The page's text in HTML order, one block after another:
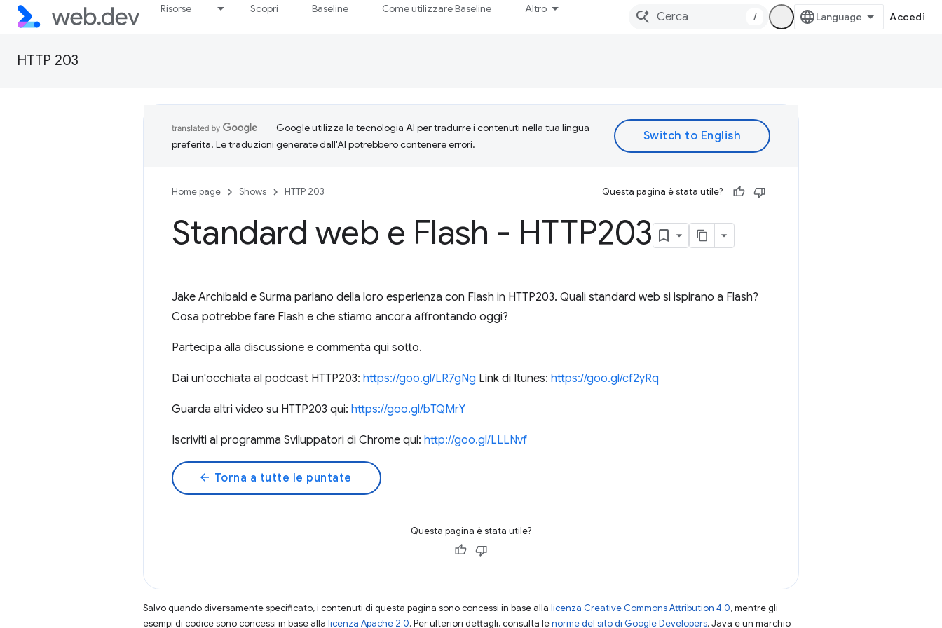
Risorse Scopri Baseline Come utilizzare Baseline Altro
/ Accedi
HTTP 203
Google utilizza la tecnologia AI per tradurre i contenuti nella tua lingua
preferita. Le traduzioni generate dall'AI potrebbero contenere errori.
Home page Shows HTTP 203 Questa pagina è stata utile?
Standard web e Flash - HTTP203
Jake Archibald e Surma parlano della loro esperienza con Flash in HTTP203. Quali standard web si ispirano a Flash?
Cosa potrebbe fare Flash e che stiamo ancora affrontando oggi?
Partecipa alla discussione e commenta qui sotto.
Dai un'occhiata al podcast HTTP203: https://goo.gl/LR7gNg Link di Itunes: https://goo.gl/cf2yRq
Guarda altri video su HTTP203 qui: https://goo.gl/bTQMrY
Iscriviti al programma Sviluppatori di Chrome qui: http://goo.gl/LLLNvf
arrow_back Torna a tutte le puntate
Questa pagina è stata utile?
Salvo quando diversamente specificato, i contenuti di questa pagina sono concessi in base alla licenza Creative Commons Attribution 4.0, mentre gli
esempi di codice sono concessi in base alla licenza Apache 2.0. Per ulteriori dettagli, consulta lenorme del sito di Google Developers. Java è un marchio